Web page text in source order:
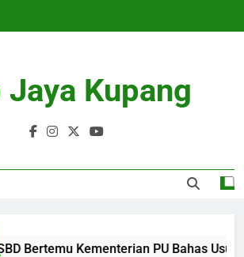
Jaya Kupang
Bertemu Kementerian PU Bahas